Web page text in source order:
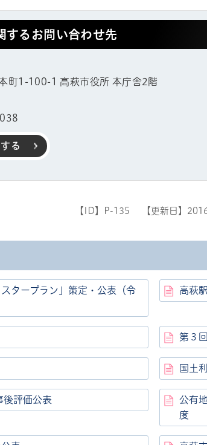
するお問い合わせ先
町1-100-1 高萩市役所 本庁舎2階
る
【ID】 P-135 【更新日】
タープラン」策定・公表（令
高萩
第３
国土
後評価公表
公有
度